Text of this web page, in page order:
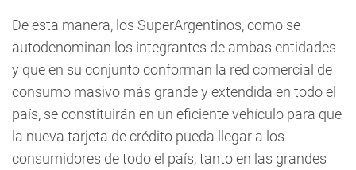
De esta manera, los SuperArgentinos, como se
autodenominan los integrantes de ambas entidades
y que en su conjunto conforman la red comercial de
consumo masivo más grande y extendida en todo el
país, se constituirán en un eficiente vehículo para que
la nueva tarjeta de crédito pueda llegar a los
consumidores de todo el país, tanto en las grandes